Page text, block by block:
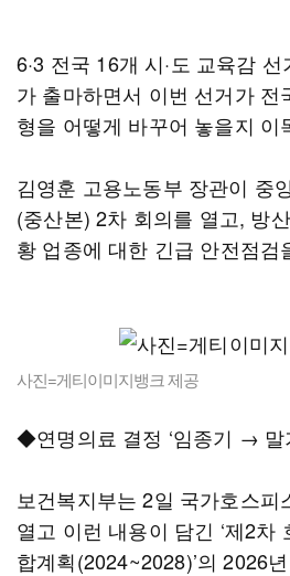
6·3 전국 16개 시·도 교육감
가 출마하면서 이번 선거가 전
형을 어떻게 바꾸어 놓을지 이
김영훈 고용노동부 장관이 중
(중산본) 2차 회의를 열고, 방
황 업종에 대한 긴급 안전점검
사진=게티이미지뱅크 제공
◆연명의료 결정 ‘임종기 → 말
보건복지부는 2일 국가호스피
열고 이런 내용이 담긴 ‘제2차
합계획(2024~2028)’의 2026